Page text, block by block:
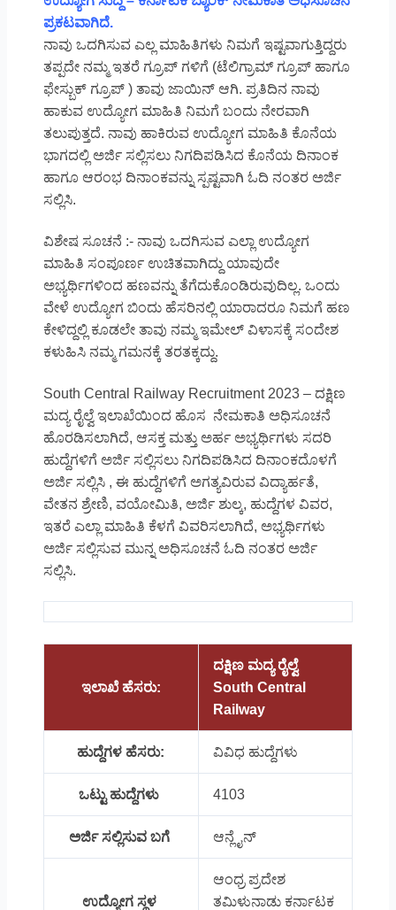
ಪ್ರಕಟವಾಗಿದೆ.
ನಾವು ಒದಗಿಸುವ ಎಲ್ಲ ಮಾಹಿತಿಗಳು ನಿಮಗೆ ಇಷ್ಟವಾಗುತ್ತಿದ್ದರು
ತಪ್ಪದೇ ನಮ್ಮ ಇತರೆ ಗ್ರೂಪ್ ಗಳಿಗೆ (ಟೆಲಿಗ್ರಾಮ್ ಗ್ರೂಪ್ ಹಾಗೂ
ಫೇಸ್ಬುಕ್ ಗ್ರೂಪ್ ) ತಾವು ಜಾಯಿನ್ ಆಗಿ. ಪ್ರತಿದಿನ ನಾವು
ಹಾಕುವ ಉದ್ಯೋಗ ಮಾಹಿತಿ ನಿಮಗೆ ಬಂದು ನೇರವಾಗಿ
ತಲುಪುತ್ತದೆ. ನಾವು ಹಾಕಿರುವ ಉದ್ಯೋಗ ಮಾಹಿತಿ ಕೊನೆಯ
ಭಾಗದಲ್ಲಿ ಅರ್ಜಿ ಸಲ್ಲಿಸಲು ನಿಗದಿಪಡಿಸಿದ ಕೊನೆಯ ದಿನಾಂಕ
ಹಾಗೂ ಆರಂಭ ದಿನಾಂಕವನ್ನು ಸ್ಪಷ್ಟವಾಗಿ ಓದಿ ನಂತರ ಅರ್ಜಿ
ಸಲ್ಲಿಸಿ.
ವಿಶೇಷ ಸೂಚನೆ :- ನಾವು ಒದಗಿಸುವ ಎಲ್ಲಾ ಉದ್ಯೋಗ
ಮಾಹಿತಿ ಸಂಪೂರ್ಣ ಉಚಿತವಾಗಿದ್ದು ಯಾವುದೇ
ಅಭ್ಯರ್ಥಿಗಳಿಂದ ಹಣವನ್ನು ತೆಗೆದುಕೊಂಡಿರುವುದಿಲ್ಲ. ಒಂದು
ವೇಳೆ ಉದ್ಯೋಗ ಬಿಂದು ಹೆಸರಿನಲ್ಲಿ ಯಾರಾದರೂ ನಿಮಗೆ ಹಣ
ಕೇಳಿದ್ದಲ್ಲಿ ಕೂಡಲೇ ತಾವು ನಮ್ಮ ಇಮೇಲ್ ವಿಳಾಸಕ್ಕೆ ಸಂದೇಶ
ಕಳುಹಿಸಿ ನಮ್ಮ ಗಮನಕ್ಕೆ ತರತಕ್ಕದ್ದು.
South Central Railway Recruitment 2023 – ದಕ್ಷಿಣ
ಮದ್ಯ ರೈಲ್ವೆ ಇಲಾಖೆಯಿಂದ ಹೊಸ ನೇಮಕಾತಿ ಅಧಿಸೂಚನೆ
ಹೊರಡಿಸಲಾಗಿದೆ, ಆಸಕ್ತ ಮತ್ತು ಅರ್ಹ ಅಭ್ಯರ್ಥಿಗಳು ಸದರಿ
ಹುದ್ದೆಗಳಿಗೆ ಅರ್ಜಿ ಸಲ್ಲಿಸಲು ನಿಗದಿಪಡಿಸಿದ ದಿನಾಂಕದೊಳಗೆ
ಅರ್ಜಿ ಸಲ್ಲಿಸಿ , ಈ ಹುದ್ದೆಗಳಿಗೆ ಅಗತ್ಯವಿರುವ ವಿದ್ಯಾರ್ಹತೆ,
ವೇತನ ಶ್ರೇಣಿ, ವಯೋಮಿತಿ, ಅರ್ಜಿ ಶುಲ್ಕ, ಹುದ್ದೆಗಳ ವಿವರ,
ಇತರೆ ಎಲ್ಲಾ ಮಾಹಿತಿ ಕೆಳಗೆ ವಿವರಿಸಲಾಗಿದೆ, ಅಭ್ಯರ್ಥಿಗಳು
ಅರ್ಜಿ ಸಲ್ಲಿಸುವ ಮುನ್ನ ಅಧಿಸೂಚನೆ ಓದಿ ನಂತರ ಅರ್ಜಿ
ಸಲ್ಲಿಸಿ.
ಇಲಾಖೆ ಹೆಸರು:
ದಕ್ಷಿಣ ಮದ್ಯ ರೈಲ್ವೆ
South Central
Railway
ಹುದ್ದೆಗಳ ಹೆಸರು: ವಿವಿಧ ಹುದ್ದೆಗಳು
ಒಟ್ಟು ಹುದ್ದೆಗಳು 4103
ಅರ್ಜಿ ಸಲ್ಲಿಸುವ ಬಗೆ ಆನ್ಲೈನ್
ಉದ್ಯೋಗ ಸ್ಥಳ
ಆಂಧ್ರ ಪ್ರದೇಶ
ತಮಿಳುನಾಡು ಕರ್ನಾಟಕ